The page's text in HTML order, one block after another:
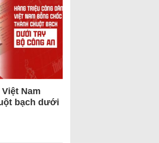
Nam
bạch dưới